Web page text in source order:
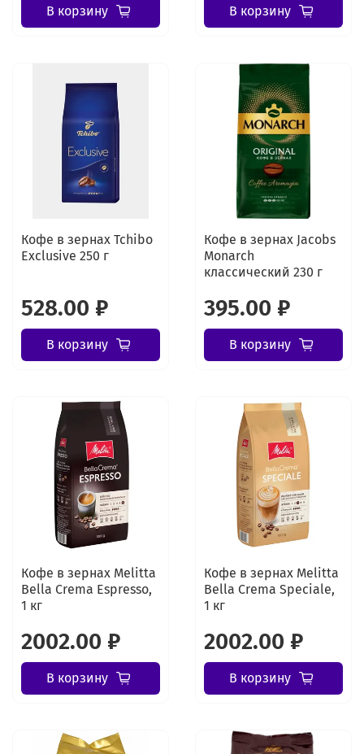
В корзину В корзину
Кофе в зернах Tchibo
Exclusive 250 г
528.00 ₽
В корзину
Кофе в зернах Jacobs
Monarch
классический 230 г
395.00 ₽
В корзину
Кофе в зернах Melitta
Bella Crema Espresso,
1 кг
2002.00 ₽
В корзину
Кофе в зернах Melitta
Bella Crema Speciale,
1 кг
2002.00 ₽
В корзину